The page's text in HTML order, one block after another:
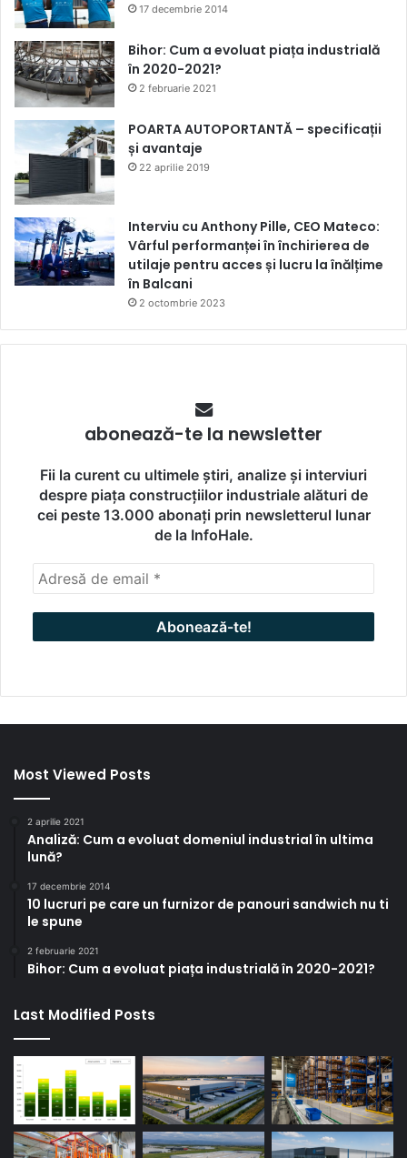
17 decembrie 2014
Bihor: Cum a evoluat piața industrială
în 2020-2021?
2 februarie 2021
POARTA AUTOPORTANTĂ – specificații
și avantaje
22 aprilie 2019
Interviu cu Anthony Pille, CEO Mateco:
Vârful performanței în închirierea de
utilaje pentru acces și lucru la înălțime
în Balcani
2 octombrie 2023
abonează-te la newsletter
Fii la curent cu ultimele știri, analize și interviuri
despre piața construcțiilor industriale alături de
cei peste 13.000 abonați prin newsletterul lunar
de la InfoHale.
Most Viewed Posts
2 aprilie 2021
Analiză: Cum a evoluat domeniul industrial în ultima
lună?
17 decembrie 2014
10 lucruri pe care un furnizor de panouri sandwich nu ti
le spune
2 februarie 2021
Bihor: Cum a evoluat piața industrială în 2020-2021?
Last Modified Posts